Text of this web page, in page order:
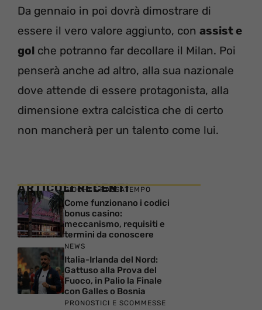
Da gennaio in poi dovrà dimostrare di
essere il vero valore aggiunto, con assist e
gol che potranno far decollare il Milan. Poi
penserà anche ad altro, alla sua nazionale
dove attende di essere protagonista, alla
dimensione extra calcistica che di certo
non mancherà per un talento come lui.
ARTICOLI RECENTI
GIOCHI E PASSATEMPO
Come funzionano i codici
bonus casino:
meccanismo, requisiti e
termini da conoscere
NEWS
Italia-Irlanda del Nord:
Gattuso alla Prova del
Fuoco, in Palio la Finale
con Galles o Bosnia
PRONOSTICI E SCOMMESSE